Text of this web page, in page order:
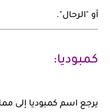
أو "الرحال".
كمبوديا:
يرجع اسم كمبوديا إلى